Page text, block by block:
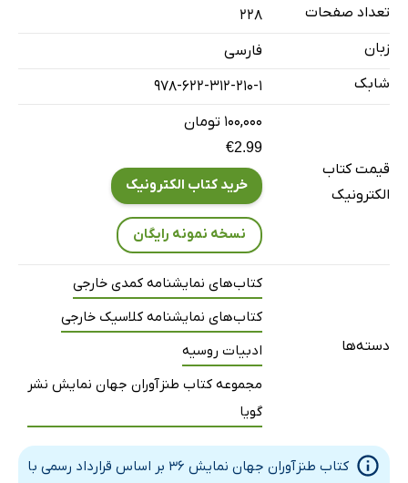
تعداد صفحات
228
زبان
فارسی
شابک
978-622-312-210-1
قیمت کتاب
الکترونیک
۱۰۰,۰۰۰ تومان
€2.99
خرید کتاب الکترونیک
نسخه نمونه رایگان
دسته‌ها
کتاب‌های نمایشنامه کمدی خارجی
کتاب‌های نمایشنامه کلاسیک خارجی
ادبیات روسیه
مجموعه کتاب طنزآوران جهان نمایش نشر
گویا
کتاب طنزآوران جهان نمایش 36 بر اساس قرارداد رسمی با